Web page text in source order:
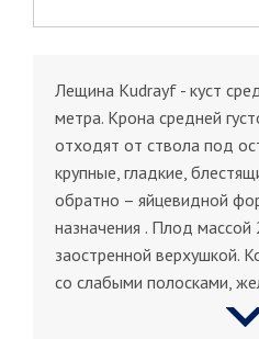
Лещина Kudrayf - куст
метра. Крона средней
отходят от ствола под
крупные, гладкие,
обратно – яйцевидной
назначения . Плод массой
заостренной верхушкой.
со слабыми полосками,